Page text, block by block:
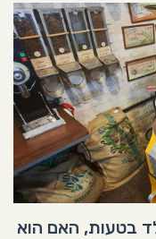
בטעות, האם הוא